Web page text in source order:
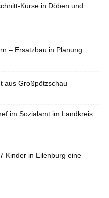
Kurse in Döben und
– Ersatzbau in Planung
aus Großpötzschau
im Sozialamt im Landkreis
Kinder in Eilenburg eine